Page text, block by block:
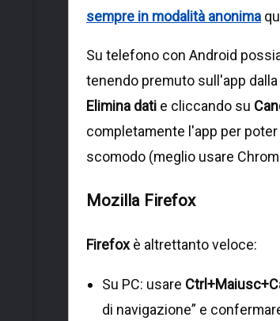
sempre in modalità anonima
Su telefono con Android
tenendo premuto sull'app
Elimina dati e cliccando su
completamente l'app per
scomodo (meglio usare
Mozilla Firefox
Firefoxè altrettanto veloce:
Su PC: usare
di navigazione” e